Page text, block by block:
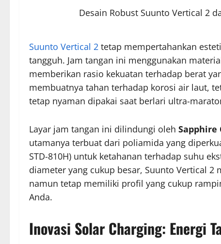
Desain Robust Suunto Vertical 2
Suunto Vertical 2 tetap mempertahankan
tangguh. Jam tangan ini menggunakan
memberikan rasio kekuatan terhadap berat
membuatnya tahan terhadap korosi air laut,
tetap nyaman dipakai saat berlari ultra-
Layar jam tangan ini dilindungi oleh Sapphire
utamanya terbuat dari poliamida yang
STD-810H) untuk ketahanan terhadap suhu
diameter yang cukup besar, Suunto Vertical
namun tetap memiliki profil yang cukup
Anda.
Inovasi Solar Charging: Energi